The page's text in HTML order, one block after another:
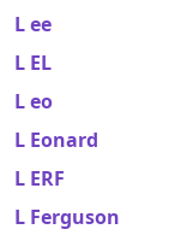
L ee
L EL
L eo
L Eonard
L ERF
L Ferguson